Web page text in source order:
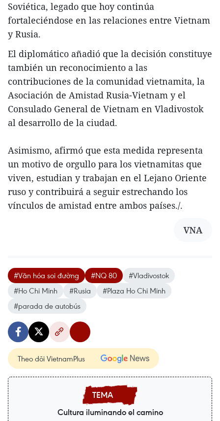
Soviética, legado que hoy continúa
fortaleciéndose en las relaciones entre Vietnam
y Rusia.
El diplomático añadió que la decisión constituye
también un reconocimiento a las
contribuciones de la comunidad vietnamita, la
Asociación de Amistad Rusia-Vietnam y el
Consulado General de Vietnam en Vladivostok
al desarrollo de la ciudad.
Asimismo, afirmó que esta medida representa
un motivo de orgullo para los vietnamitas que
viven, estudian y trabajan en el Lejano Oriente
ruso y contribuirá a seguir estrechando los
vínculos de amistad entre ambos países./.
VNA
#Văn hóa soi đường #NQ 80
#Vladivostok
#Ho Chi Minh
#Rusia
#Plaza Ho Chi Minh
#parada de autobús
Theo dõi VietnamPlus
Cultura iluminando el camino